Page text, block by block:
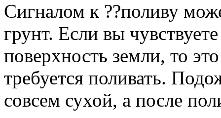
Сигналом к ??поливу
грунт. Если вы
поверхность земли, то
требуется поливать.
совсем сухой, а после